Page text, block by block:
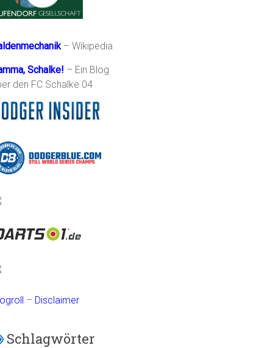
– Wikipedia
Schalke! – Ein Blog
den FC Schalke 04
– Disclaimer
Schlagwörter